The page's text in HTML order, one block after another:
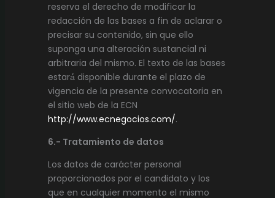
reserva el derecho de modificar la
redacción de las bases a fin de aclarar o
precisar su contenido, sin que ello
suponga una alteración sustancial ni
arbitraria del mismo. El texto de las bases
estará́ disponible durante el plazo de
vigencia de la presente convocatoria en
el sitio web de la ECN
http://www.ecnegocios.com/.
6.- Tratamiento de datos
Los datos de carácter personal
proporcionados por el candidato y los
que en cualquier momento el mismo